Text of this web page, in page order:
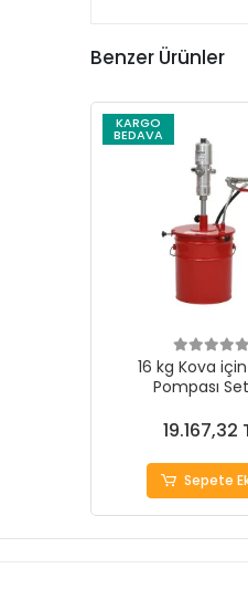
Benzer Ürünler
KARGO
BEDAVA
16 kg Kova
Pompası
19.167,32
Sepete